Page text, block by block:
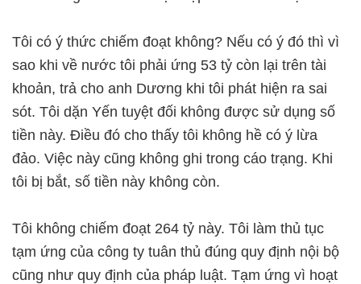
Tôi có ý thức chiếm đoạt không? Nếu có ý đó thì vì
sao khi về nước tôi phải ứng 53 tỷ còn lại trên tài
khoản, trả cho anh Dương khi tôi phát hiện ra sai
sót. Tôi dặn Yến tuyệt đối không được sử dụng số
tiền này. Điều đó cho thấy tôi không hề có ý lừa
đảo. Việc này cũng không ghi trong cáo trạng. Khi
tôi bị bắt, số tiền này không còn.
Tôi không chiếm đoạt 264 tỷ này. Tôi làm thủ tục
tạm ứng của công ty tuân thủ đúng quy định nội bộ
cũng như quy định của pháp luật. Tạm ứng vì hoạt